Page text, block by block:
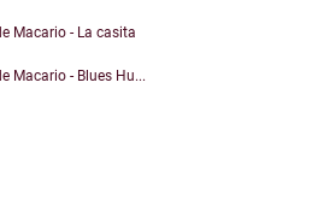
Macario - La casita
Macario - Blues Hu...